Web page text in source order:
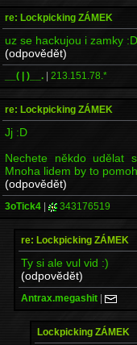
re: Lockpicking ZÁMEK
uz se hackujou i zamky
(odpovědět)
__( | )__. | 213.151.78.*
re: Lockpicking ZÁMEK
Jj :D
Nechete někdo udělat
Mnoha lidem by to
(odpovědět)
3oTick4 | 343176519
re: Lockpicking ZÁMEK
Ty si ale vul vid :)
(odpovědět)
Antrax.megashit |
Lockpicking ZÁMEK